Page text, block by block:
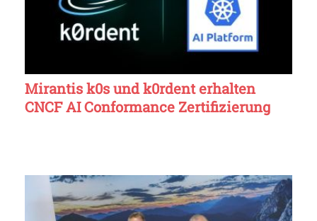
Mirantis k0s und k0rdent erhalten
CNCF AI Conformance Zertifizierung